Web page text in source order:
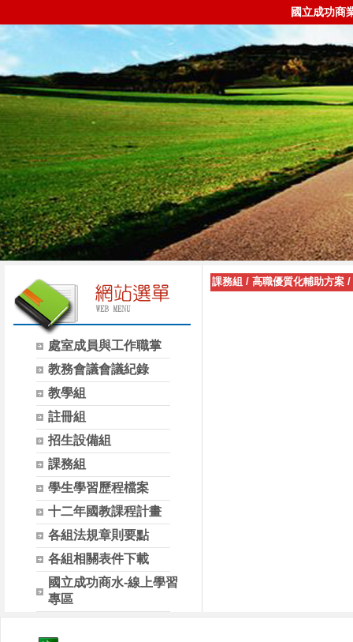
國立成功商
處室成員與工作職掌
教務會議會議紀錄
教學組
註冊組
招生設備組
課務組
學生學習歷程檔案
十二年國教課程計畫
各組法規章則要點
各組相關表件下載
國立成功商水-線上學習
專區
課務組 / 高職優質化輔助方案 /